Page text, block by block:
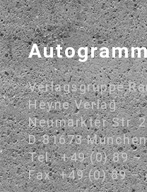
Verlagsgruppe
Heyne Verlag
Neumarkter Str.
D-81673 München
Tel.: +49 (0) 89 –
Fax: +49 (0) 89 –